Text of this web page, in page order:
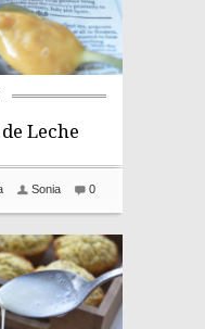
Leche
0
Sonia